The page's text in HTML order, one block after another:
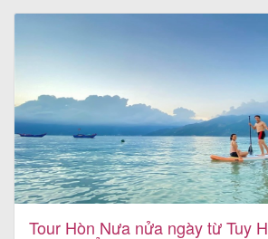
Tour Hòn Nưa nửa ngày từ Tuy